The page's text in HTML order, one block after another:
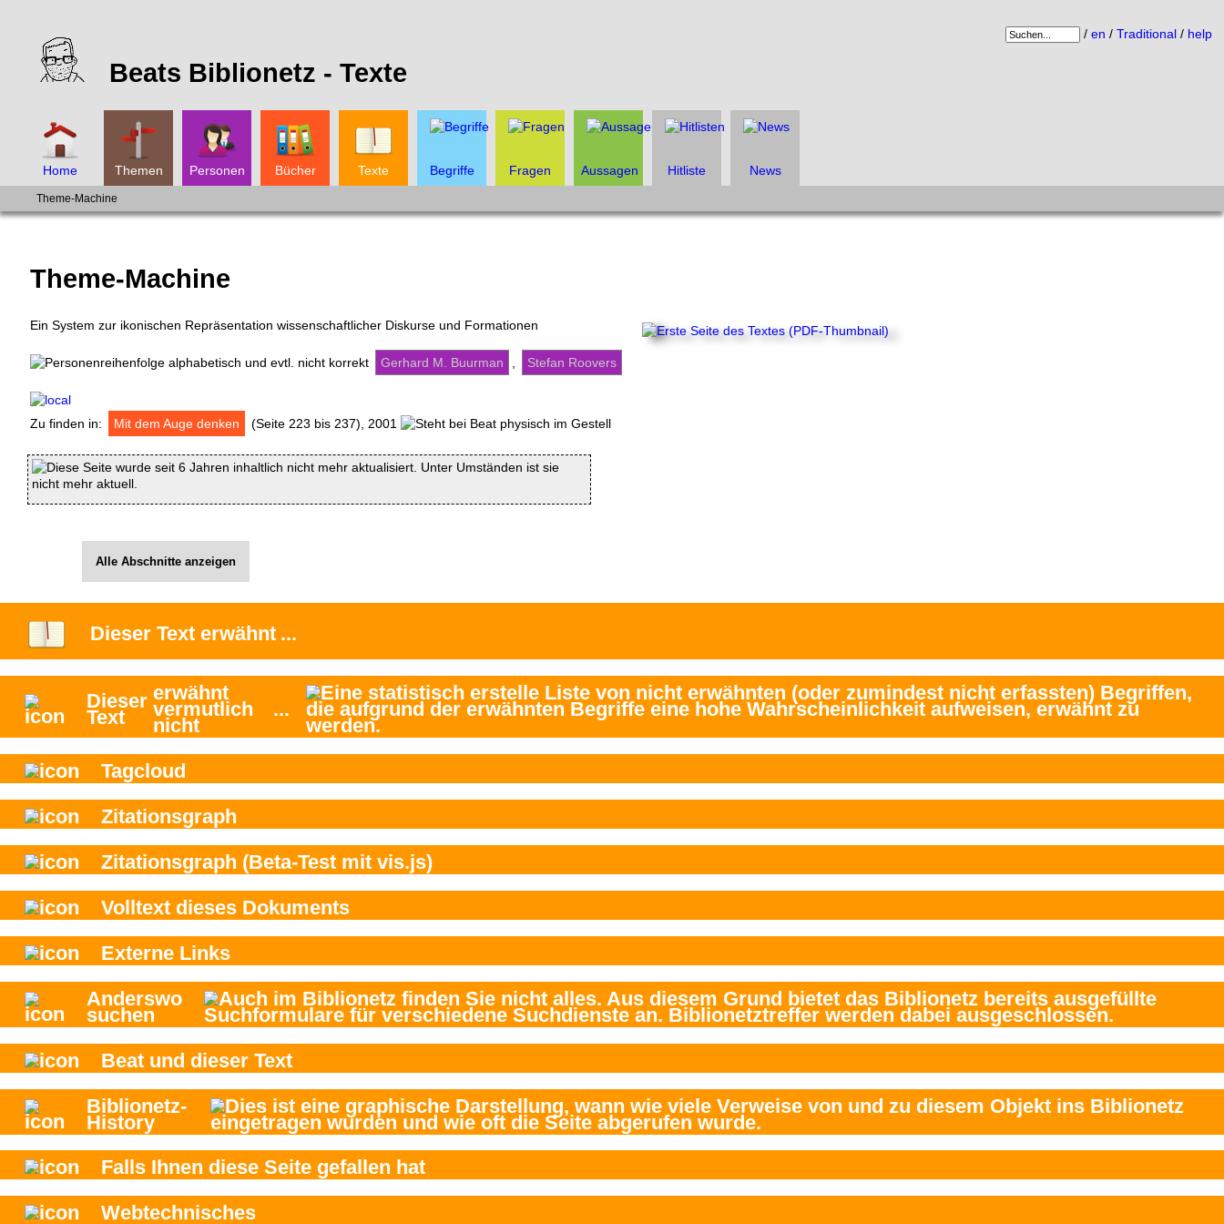
/ en / Traditional/ help
Beats Biblionetz - Texte
Home Themen Personen Bücher Texte Begriffe Fragen Aussagen Hitliste News
Theme-Machine
Theme-Machine
Ein System zur ikonischen Repräsentation wissenschaftlicher Diskurse und Formationen
Gerhard M. Buurman Stefan Roovers
Zu finden in: Mit dem Auge denken (Seite 223 bis 237), 2001
Diese Seite wurde seit 6 Jahren inhaltlich nicht mehr aktualisiert. Unter Umständen ist sie
nicht mehr aktuell.
Alle Abschnitte anzeigen
Dieser Text erwähnt ...
Dieser
Text
erwähnt
vermutlich
nicht
...
Tagcloud
Zitationsgraph
Zitationsgraph (Beta-Test mit vis.js)
Volltext dieses Dokuments
Externe Links
Anderswo
suchen
Beat und dieser Text
Biblionetz-
History
Falls Ihnen diese Seite gefallen hat
Webtechnisches